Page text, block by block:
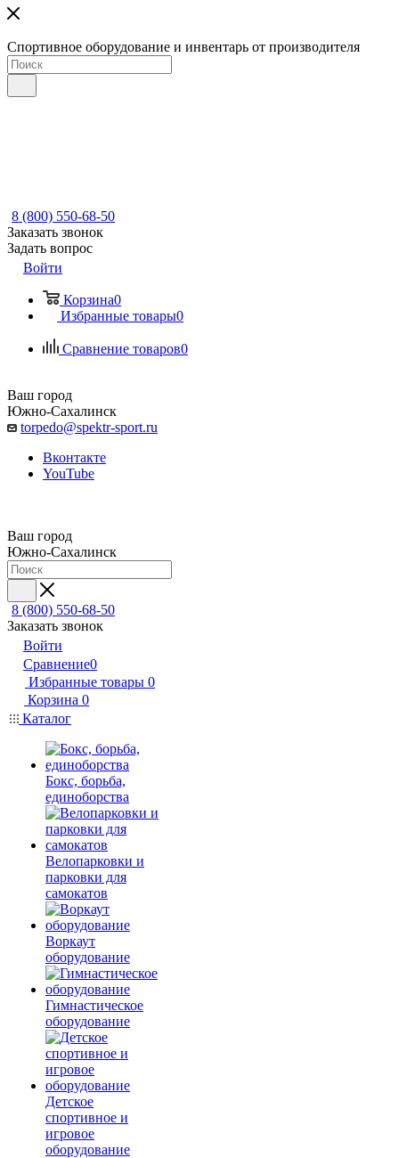
Спортивное оборудование и инвентарь от производителя
8 (800) 550-68-50
Заказать звонок
Задать вопрос
Войти
Корзина0
Избранные товары0
Сравнение товаров0
Ваш город
Южно-Сахалинск
torpedo@spektr-sport.ru
Вконтакте
YouTube
Ваш город
Южно-Сахалинск
8 (800) 550-68-50
Заказать звонок
Войти
Сравнение0
Избранные товары 0
Корзина 0
Каталог
Бокс, борьба,
единоборства
Велопарковки и
парковки для
самокатов
Воркаут
оборудование
Гимнастическое
оборудование
Детское
спортивное и
игровое
оборудование